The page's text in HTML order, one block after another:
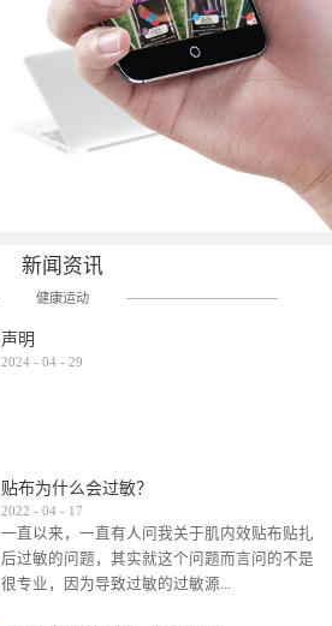
新闻资讯
健康运动
声明
2024 - 04 - 29
贴布为什么会过敏？
2022 - 04 - 17
一直以来，一直有人问我关于肌内效贴布贴扎
后过敏的问题，其实就这个问题而言问的不是
很专业，因为导致过敏的过敏源...